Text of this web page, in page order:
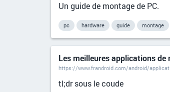
Un guide de montage de PC.
pc hardware guide montage
Les meilleures applications
https://www.frandroid.com/android/
tl;dr sous le coude